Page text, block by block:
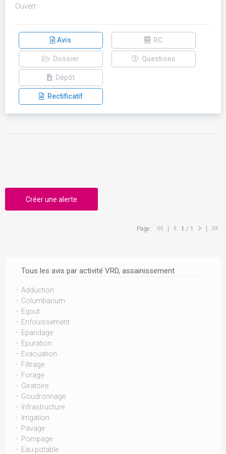
Tous les avis par activité VRD, assainissement
Adduction
Columbarium
Egout
Enfouissement
Epandage
Epuration
Evacuation
Filtrage
Forage
Giratoire
Goudronnage
Infrastructure
Irrigation
Pavage
Pompage
Eau potable
Ouvert
Avis RC
Dossier Questions
Dépôt
Rectificatif
Créer une alerte
Page : 1 / 1